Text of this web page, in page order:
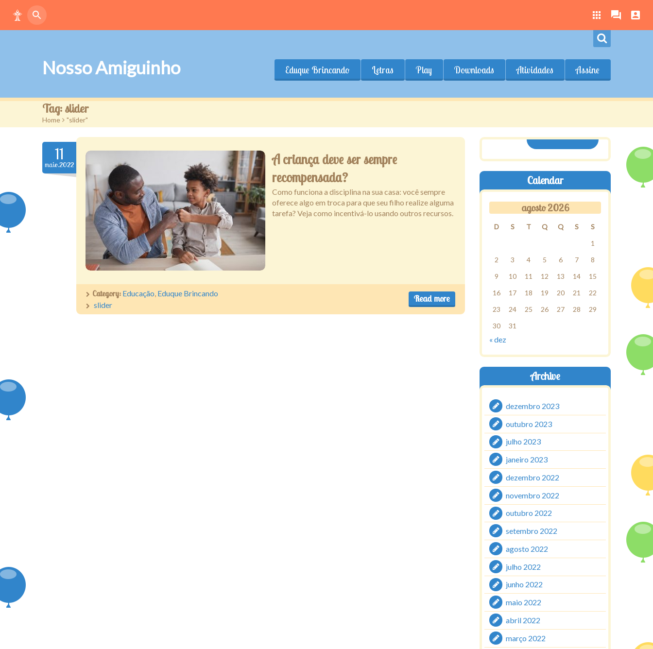
Nosso Amiguinho Eduque Brincando Letras Play Downloads Atividades Assine
Tag: slider
Home > "slider"
11
maio.2022
A criança deve ser sempre
recompensada?
Como funciona a disciplina na sua casa: você sempre
oferece algo em troca para que seu filho realize alguma
tarefa? Veja como incentivá-lo usando outros recursos.
Read more
Category: Educação, Eduque Brincando
slider
ASSINE AQUI
Calendar
agosto 2026
D S T Q Q S
S
1
2
3 4 5 6 7
8
9
10 11 12 13 14
15
16
17 18 19 20 21
22
23
24 25 26 27 28
29
30
31
« dez
Archive
dezembro 2023
outubro 2023
julho 2023
janeiro 2023
dezembro 2022
novembro 2022
outubro 2022
setembro 2022
agosto 2022
julho 2022
junho 2022
maio 2022
abril 2022
março 2022